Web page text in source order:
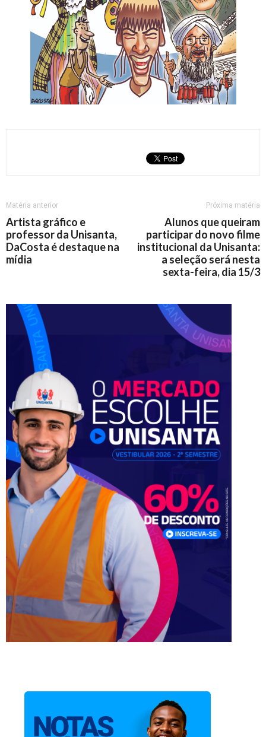
Matéria anterior
Artista gráfico e
professor da Unisanta,
DaCosta é destaque na
mídia
Próxima matéria
Alunos que queiram
participar do novo filme
institucional da Unisanta:
a seleção será nesta
sexta-feira, dia 15/3